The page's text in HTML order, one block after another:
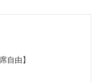
自由】